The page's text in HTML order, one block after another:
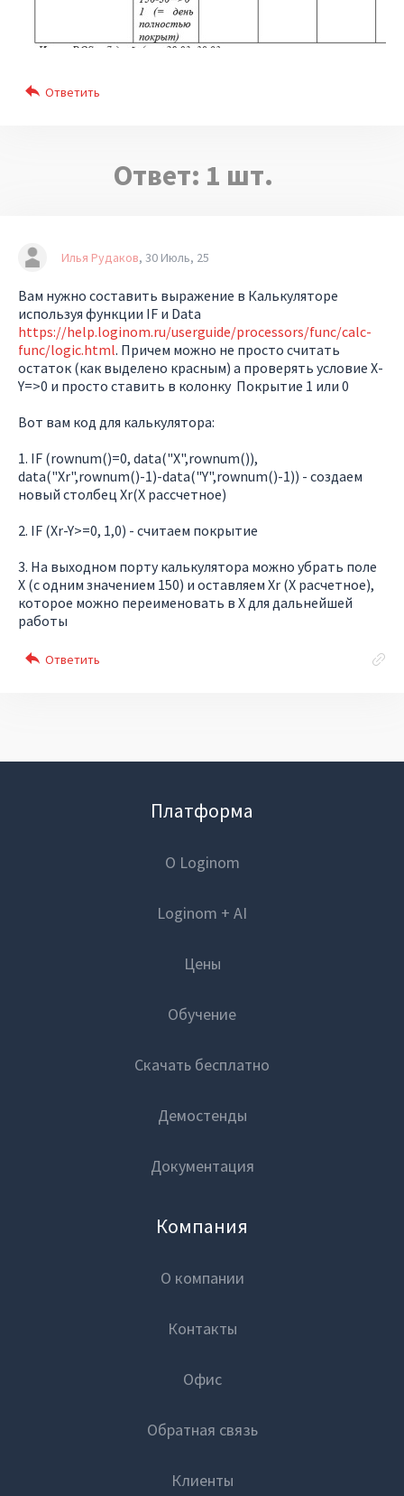
Ответ: 1 шт.
Илья Рудаков 30 Июль, 25
Вам нужно составить выражение в Калькуляторе
используя функции IF и Data
https://help.loginom.ru/userguide/processors/func/calc-
func/logic.html. Причем можно не просто считать
остаток (как выделено красным) а проверять условие X-
Y=>0 и просто ставить в колонку Покрытие 1 или 0
Вот вам код для калькулятора:
1. IF (rownum()=0, data("X",rownum()),
data("Xr",rownum()-1)-data("Y",rownum()-1)) - создаем
новый столбец Xr(X рассчетное)
2. IF (Xr-Y>=0, 1,0) - считаем покрытие
3. На выходном порту калькулятора можно убрать поле
X (с одним значением 150) и оставляем Xr (X расчетное),
которое можно переименовать в X для дальнейшей
работы
Платформа
О Loginom
Loginom + AI
Цены
Обучение
Скачать бесплатно
Демостенды
Документация
Компания
О компании
Контакты
Офис
Обратная связь
Клиенты